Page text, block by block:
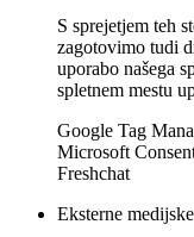
S sprejetjem teh
zagotovimo tudi
uporabo našega
spletnem mestu
Google Tag
Microsoft
Freshchat
Eksterne